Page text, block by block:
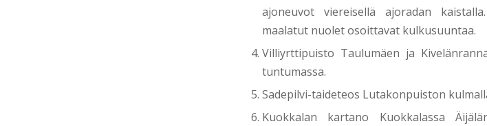
ajoneuvot viereisellä ajoradan
maalatut nuolet osoittavat kulkusuuntaa.
Villiyrttipuisto Taulumäen ja
tuntumassa.
Sadepilvi-taideteos Lutakonpuiston
Kuokkalan kartano Kuokkalassa